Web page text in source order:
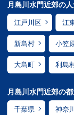
月島川水門近郊の
江戸川区 江
新島村 小笠
大島町 利島
月島川水門近郊の
千葉県 神奈